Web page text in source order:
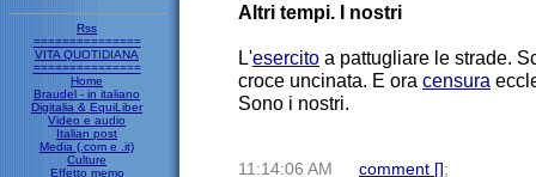
Rss
===============
VITA QUOTIDIANA
===============
Home
Braudel - in italiano
Digitalia & EquiLiber
Video e audio
Italian post
Media (.com e .it)
Culture
Effetto memo
Altri tempi. I nostri
L'esercito a pattugliare le strade.
croce uncinata. E ora censura
Sono i nostri.
11:14:06 AM comment [] ;